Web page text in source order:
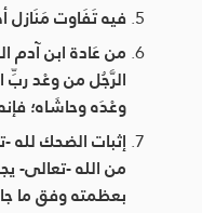
فيه تَفَاوت مَنَازل
من عَادة ابن
الرَّجُل من وعْد ربِّ
وعْدَه وحاشَاه؛
إثبات الضحك لله
من الله -تعالى-
بعظمته وفق ما